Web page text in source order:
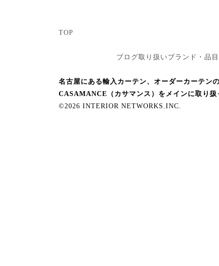
TOP
ブログ取り扱いブランド・品目
名古屋にある輸入カーテン、オーダーカーテン
CASAMANCE（カサマンス）をメインに取り扱
©2026 INTERIOR NETWORKS.INC.